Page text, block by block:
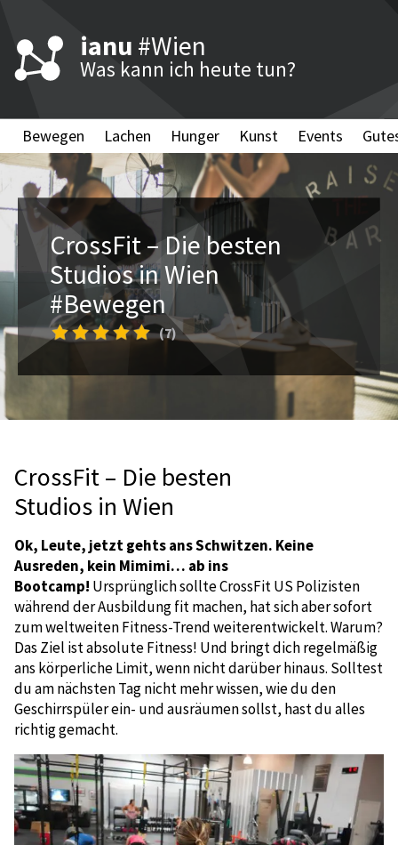
ianu #Wien
Was kann ich heute tun?
Bewegen Lachen Hunger Kunst Events
CrossFit – Die besten
Studios in Wien
#Bewegen
(7)
CrossFit – Die besten
Studios in Wien
Ok, Leute, jetzt gehts ans Schwitzen. Keine
Ausreden, kein Mimimi… ab ins
Bootcamp! Ursprünglich sollte CrossFit US Polizisten
während der Ausbildung fit machen, hat sich aber sofort
zum weltweiten Fitness-Trend weiterentwickelt. Warum?
Das Ziel ist absolute Fitness! Und bringt dich regelmäßig
ans körperliche Limit, wenn nicht darüber hinaus. Solltest
du am nächsten Tag nicht mehr wissen, wie du den
Geschirrspüler ein- und ausräumen sollst, hast du alles
richtig gemacht.